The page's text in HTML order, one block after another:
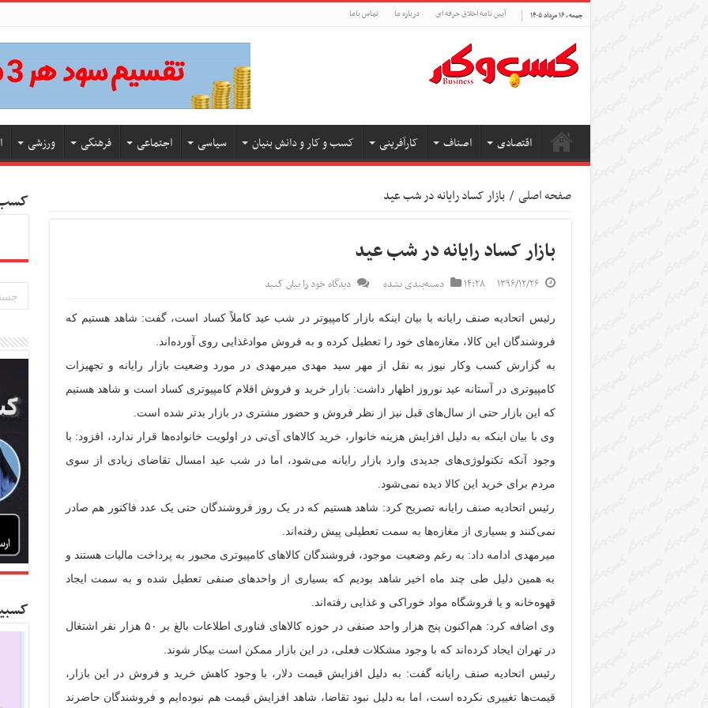
جمعه , ۱۶ مرداد ۱۴۰۵ آیین نامه اخلاق حرفه ای درباره ما تماس باما
اقتصادی اصناف کارآفرینی کسب و کار و دانش بنیان سیاسی اجتماعی فرهنگی ورزشی
صفحه اصلی / بازار کساد رایانه در شب عید
بازار کساد رایانه در شب عید
۱۳۹۶/۱۲/۲۶ ۱۴:۲۸ دسته‌بندی نشده دیدگاه خود را بیان کنید
رئیس اتحادیه صنف رایانه با بیان اینکه بازار کامپیوتر در شب عید کاملاً کساد است، گفت: شاهد هستیم که
فروشندگان این کالا، مغازه‌های خود را تعطیل کرده و به فروش موادغذایی روی آورده‌اند.
به گزارش کسب وکار نیوز به نقل از مهر سید مهدی میرمهدی در مورد وضعیت بازار رایانه و تجهیزات
کامپیوتری در آستانه عید نوروز اظهار داشت: بازار خرید و فروش اقلام کامپیوتری کساد است و شاهد هستیم
که این بازار حتی از سال‌های قبل نیز از نظر فروش و حضور مشتری در بازار بدتر شده است.
وی با بیان اینکه به دلیل افزایش هزینه خانوار، خرید کالاهای آی‌تی در اولویت خانواده‌ها قرار ندارد، افزود: با
وجود آنکه تکنولوژی‌های جدیدی وارد بازار رایانه می‌شود، اما در شب عید امسال تقاضای زیادی از سوی
مردم برای خرید این کالا دیده نمی‌شود.
رئیس اتحادیه صنف رایانه تصریح کرد: شاهد هستیم که در یک روز فروشندگان حتی یک عدد فاکتور هم صادر
نمی‌کنند و بسیاری از مغازه‌ها به سمت تعطیلی پیش رفته‌اند.
میرمهدی ادامه داد: به رغم وضعیت موجود، فروشندگان کالاهای کامپیوتری مجبور به پرداخت مالیات هستند و
به همین دلیل طی چند ماه اخیر شاهد بودیم که بسیاری از واحدهای صنفی تعطیل شده و به سمت ایجاد
قهوه‌خانه و یا فروشگاه مواد خوراکی و غذایی رفته‌اند.
وی اضافه کرد: هم‌اکنون پنج هزار واحد صنفی در حوزه کالاهای فناوری اطلاعات بالغ بر ۵۰ هزار نفر اشتغال
در تهران ایجاد کرده‌اند که با وجود مشکلات فعلی، در این بازار ممکن است بیکار شوند.
رئیس اتحادیه صنف رایانه گفت: به دلیل افزایش قیمت دلار، با وجود کاهش خرید و فروش در این بازار،
قیمت‌ها تغییری نکرده است، اما به دلیل نبود تقاضا، شاهد افزایش قیمت هم نبوده‌ایم و فروشندگان حاضرند
کسب